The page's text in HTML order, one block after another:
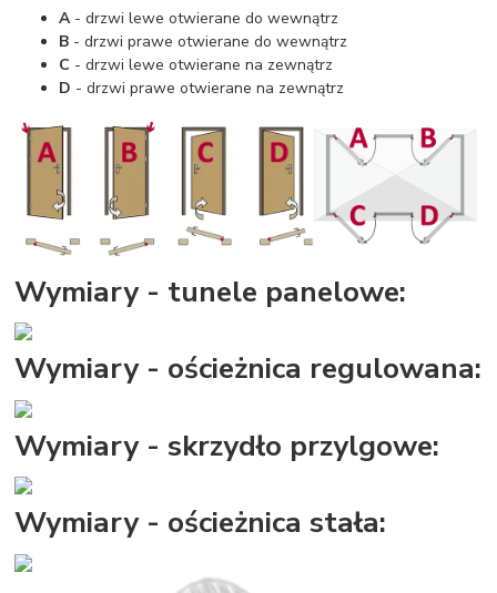
A- drzwi lewe otwierane do wewnątrz
B - drzwi prawe otwierane do wewnątrz
C - drzwi lewe otwierane na zewnątrz
D - drzwi prawe otwierane na zewnątrz
Wymiary - tunele panelowe:
Wymiary - ościeżnica regulowana:
Wymiary - skrzydło przylgowe:
Wymiary - ościeżnica stała: